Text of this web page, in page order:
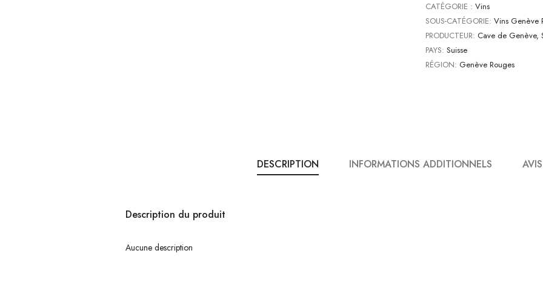
CATÉGORIE : Vins
SOUS-CATÉGORIE: Vins Genève
PRODUCTEUR: Cave de Genève,
PAYS: Suisse
RÉGION: Genève Rouges
DESCRIPTION INFORMATIONS ADDITIONNELS
Description du produit
Aucune description